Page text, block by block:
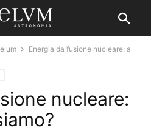
Energia da fusione nucleare: a
nucleare: